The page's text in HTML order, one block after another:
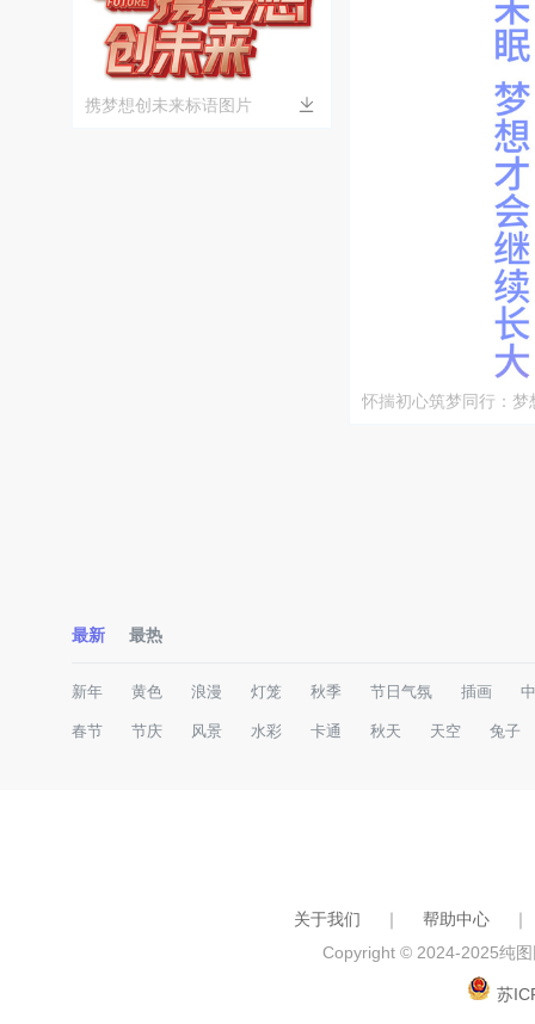
携梦想创未来标语图片
怀揣初心筑梦同行：梦
最新 最热
新年 黄色 浪漫 灯笼 秋季 节日气氛 插画
春节 节庆 风景 水彩 卡通 秋天 天空 兔子
关于我们 ｜ 帮助中心
｜
Copyright © 2024-2025纯
苏